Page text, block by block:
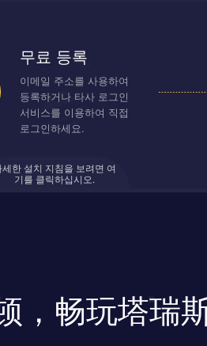
무료 등록
이메일 주소를 사용하여
등록하거나 타사 로그인
서비스를 이용하여 직접
로그인하세요.
세한 설치 지침을 보려면 여
기를 클릭하십시오.
，畅玩塔瑞